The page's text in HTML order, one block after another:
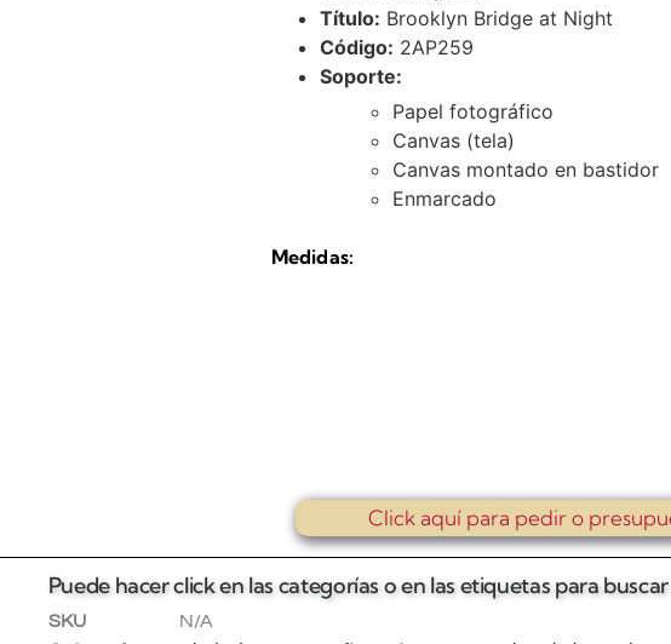
Título: Brooklyn Bridge at Night
Código: 2AP259
Soporte:
Papel fotográfico
Canvas (tela)
Canvas montado en bastidor
Enmarcado
Medidas:
Click aquí para pedir o
Puede hacer click en las categorías o en las etiquetas para
SKU
N/A